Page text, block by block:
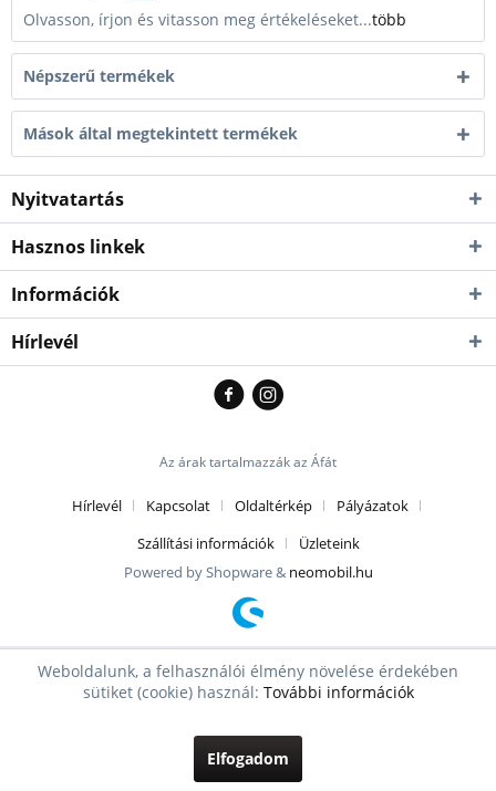
Olvasson, írjon és vitasson meg értékeléseket...több
Népszerű termékek
Mások által megtekintett termékek
Nyitvatartás
Hasznos linkek
Információk
Hírlevél
Az árak tartalmazzák az Áfát
Hírlevél Kapcsolat Oldaltérkép
Pályázatok
Szállítási információk
Üzleteink
Powered by Shopware & neomobil.hu
Weboldalunk, a felhasználói élmény növelése érdekében
sütiket (cookie) használ: További információk
Elfogadom